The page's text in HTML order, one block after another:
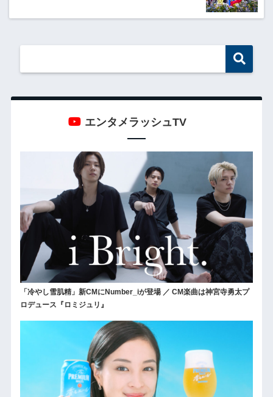
エンタメラッシュTV
「冷やし雪肌精」新CMにNumber_iが登場 ／ CM楽曲は神宮寺勇太プ
ロデュース『ロミジュリ』